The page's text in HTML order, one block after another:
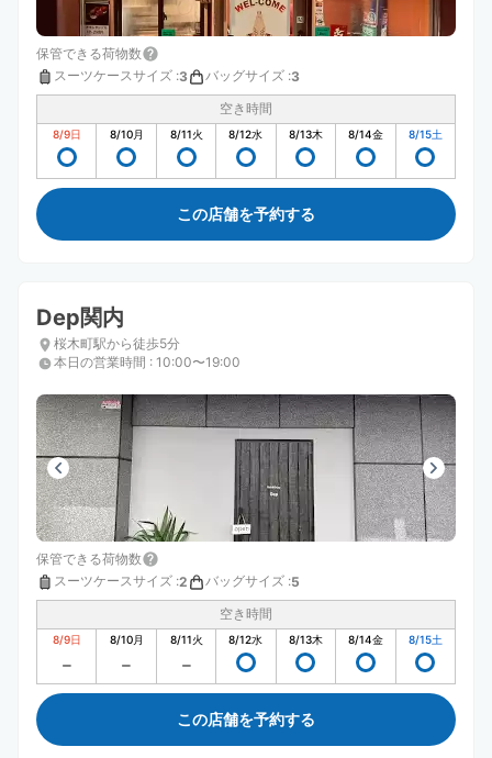
保管できる荷物数
スーツケースサイズ :3 バッグサイズ :3
空き時間
8/9日 8/10月 8/11火 8/12水 8/13木 8/14金 8/15土
この店舗を予約する
Dep関内
桜木町駅から徒歩5分
本日の営業時間 : 10:00〜19:00
保管できる荷物数
スーツケースサイズ :2 バッグサイズ :5
空き時間
8/9日 8/10月 8/11火 8/12水 8/13木 8/14金 8/15土
この店舗を予約する